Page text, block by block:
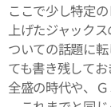
ここで少し特定
上げたジャック
ついての話題に
ても書き残して
全盛の時代や、